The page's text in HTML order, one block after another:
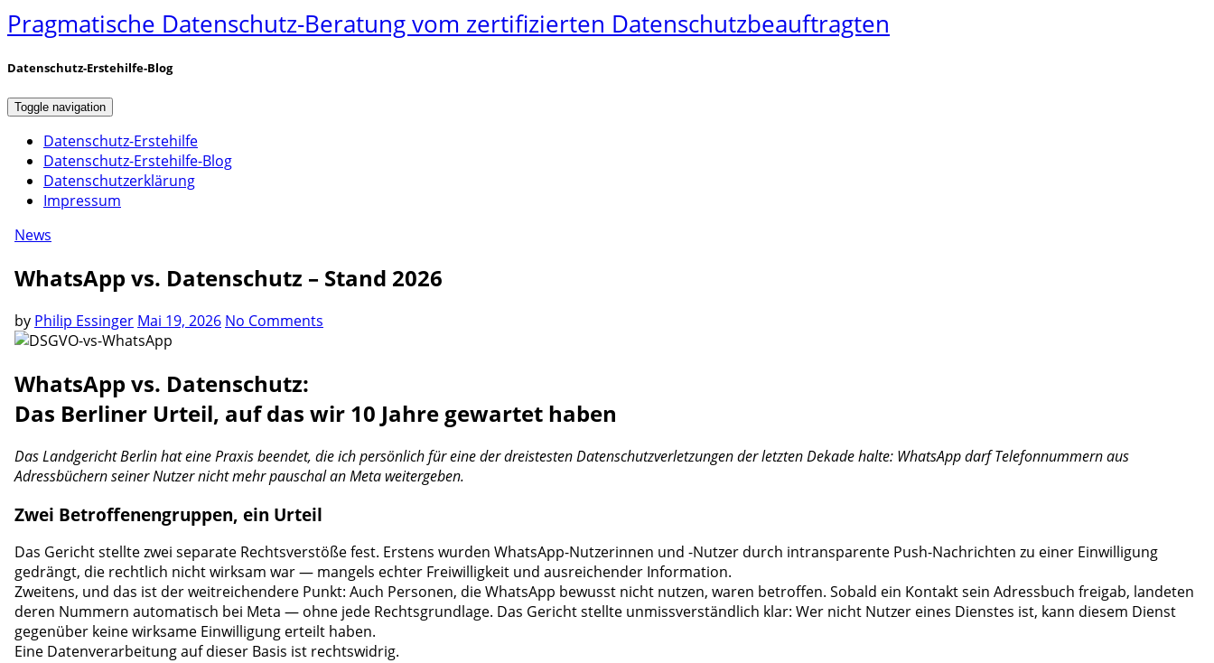
Pragmatische Datenschutz-Beratung vom zertifizierten Datenschutzbeauftragten
Datenschutz-Erstehilfe-Blog
Toggle navigation
Datenschutz-Erstehilfe
Datenschutz-Erstehilfe-Blog
Datenschutzerklärung
Impressum
News
WhatsApp vs. Datenschutz – Stand 2026
by Philip Essinger Mai 19, 2026 No Comments
WhatsApp vs. Datenschutz:
Das Berliner Urteil, auf das wir 10 Jahre gewartet haben
Das Landgericht Berlin hat eine Praxis beendet, die ich persönlich für eine der dreistesten Datenschutzverletzungen der letzten Dekade halte: WhatsApp darf Telefonnummern aus
Adressbüchern seiner Nutzer nicht mehr pauschal an Meta weitergeben.
Zwei Betroffenengruppen, ein Urteil
Das Gericht stellte zwei separate Rechtsverstöße fest. Erstens wurden WhatsApp-Nutzerinnen und -Nutzer durch intransparente Push-Nachrichten zu einer Einwilligung
gedrängt, die rechtlich nicht wirksam war — mangels echter Freiwilligkeit und ausreichender Information.
Zweitens, und das ist der weitreichendere Punkt: Auch Personen, die WhatsApp bewusst nicht nutzen, waren betroffen. Sobald ein Kontakt sein Adressbuch freigab, landeten
deren Nummern automatisch bei Meta — ohne jede Rechtsgrundlage. Das Gericht stellte unmissverständlich klar: Wer nicht Nutzer eines Dienstes ist, kann diesem Dienst
gegenüber keine wirksame Einwilligung erteilt haben.
Eine Datenverarbeitung auf dieser Basis ist rechtswidrig.